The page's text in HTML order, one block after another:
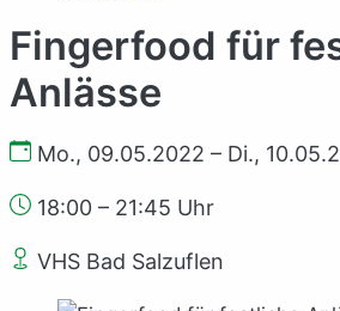
Fingerfood für
Anlässe
Mo., 09.05.2022 – Di.,
18:00 – 21:45 Uhr
VHS Bad Salzuflen